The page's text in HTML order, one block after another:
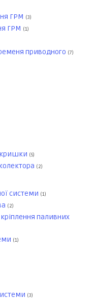
ГРМ (3)
ГРМ (1)
приводного (7)
кришки (5)
(2)
системи (1)
(2)
паливних
(1)
(3)